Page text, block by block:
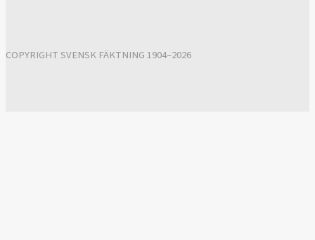
COPYRIGHT SVENSK FÄKTNING 1904–2026